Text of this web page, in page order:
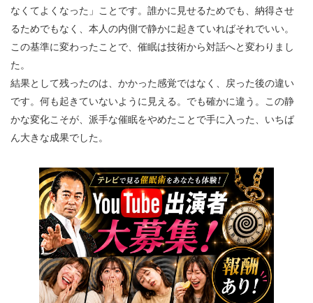
なくてよくなった」ことです。誰かに見せるためでも、納得させ
るためでもなく、本人の内側で静かに起きていればそれでいい。
この基準に変わったことで、催眠は技術から対話へと変わりまし
た。
結果として残ったのは、かかった感覚ではなく、戻った後の違い
です。何も起きていないように見える。でも確かに違う。この静
かな変化こそが、派手な催眠をやめたことで手に入った、いちば
ん大きな成果でした。